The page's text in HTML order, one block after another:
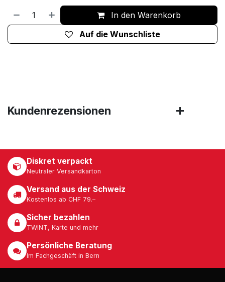
In den Warenkorb
Auf die Wunschliste
Kundenrezensionen
Diskret verpackt
Neutraler Versandkarton
Versand aus der Schweiz
Kostenlos ab CHF 79.–
Sicher bezahlen
TWINT, Karte und mehr
Persönliche Beratung
Im Fachgeschäft in Bern